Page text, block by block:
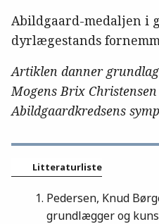
Abildgaard-medaljen i
dyrlægestands
Artiklen danner
Mogens Brix
Abildgaardkredsens
Litteraturliste
Pedersen, Knud
grundlægger og